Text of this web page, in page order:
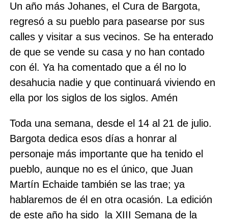
Un año más Johanes, el Cura de Bargota,
regresó a su pueblo para pasearse por sus
calles y visitar a sus vecinos. Se ha enterado
de que se vende su casa y no han contado
con él. Ya ha comentado que a él no lo
desahucia nadie y que continuará viviendo en
ella por los siglos de los siglos. Amén
Toda una semana, desde el 14 al 21 de julio.
Bargota dedica esos días a honrar al
personaje más importante que ha tenido el
pueblo, aunque no es el único, que Juan
Martín Echaide también se las trae; ya
hablaremos de él en otra ocasión. La edición
de este año ha sido
la XIII Semana de la